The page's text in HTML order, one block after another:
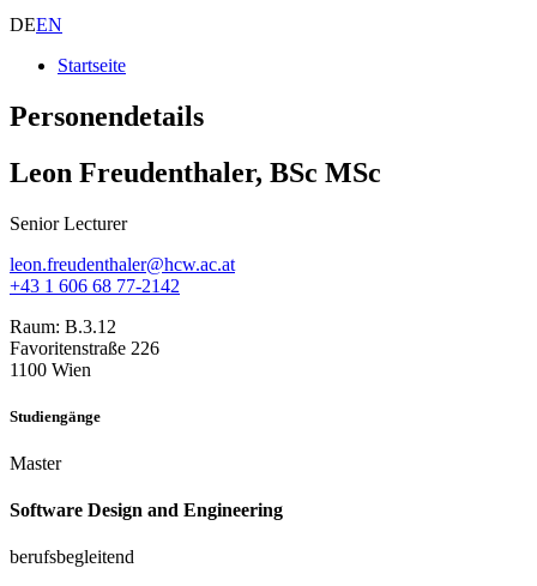
DEEN
Startseite
Personendetails
Leon Freudenthaler, BSc MSc
Senior Lecturer
leon.freudenthaler@hcw.ac.at
+43 1 606 68 77-2142
Raum: B.3.12
Favoritenstraße 226
1100 Wien
Studiengänge
Master
Software Design and Engineering
berufsbegleitend